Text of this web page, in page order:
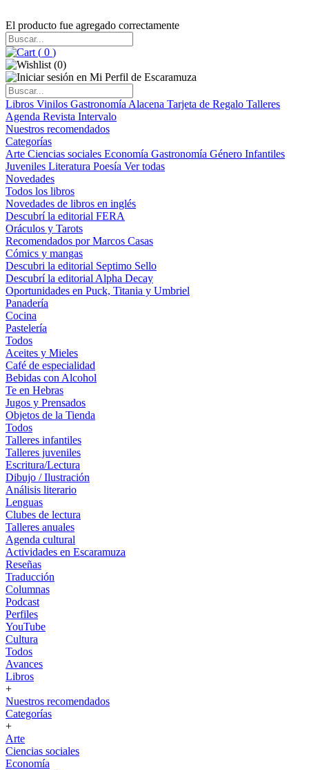
El producto fue agregado correctamente
( 0 )
(0)
Libros Vinilos Gastronomía Alacena Tarjeta de Regalo Talleres
Agenda Revista Intervalo
Nuestros recomendados
Categorías
Arte Ciencias sociales Economía Gastronomía Género Infantiles
Juveniles Literatura Poesía Ver todas
Novedades
Todos los libros
Novedades de libros en inglés
Descubrí la editorial FERA
Oráculos y Tarots
Recomendados por Marcos Casas
Cómics y mangas
Descubri la editorial Septimo Sello
Descubrí la editorial Alpha Decay
Oportunidades en Puck, Titania y Umbriel
Panadería
Cocina
Pastelería
Todos
Aceites y Mieles
Café de especialidad
Bebidas con Alcohol
Te en Hebras
Jugos y Prensados
Objetos de la Tienda
Todos
Talleres infantiles
Talleres juveniles
Escritura/Lectura
Dibujo / Ilustración
Análisis literario
Lenguas
Clubes de lectura
Talleres anuales
Agenda cultural
Actividades en Escaramuza
Reseñas
Traducción
Columnas
Podcast
Perfiles
YouTube
Cultura
Todos
Avances
Libros
+
Nuestros recomendados
Categorías
+
Arte
Ciencias sociales
Economía